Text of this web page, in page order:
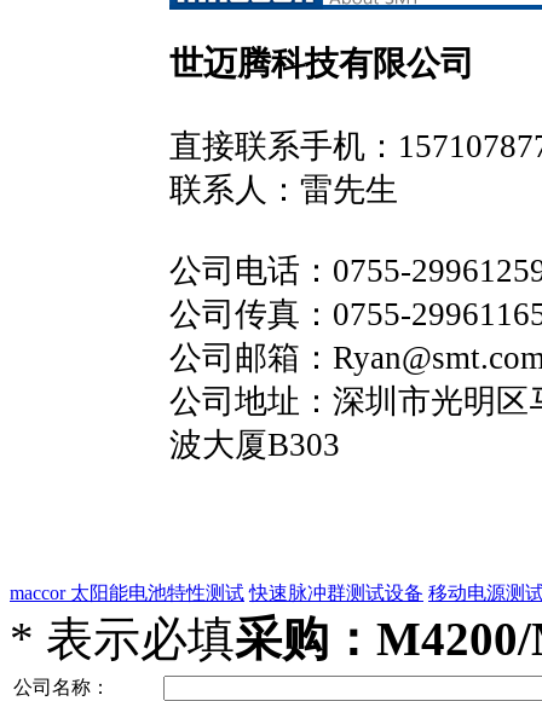
世迈腾科技有限公司
直接联系手机：
联系人： 雷先生
公司电话： 0755-
公司传真： 0755-
公司邮箱：
公司地址： 深圳市光明区
波大厦B303
maccor 太阳能电池特性测试 快速脉冲群测试设备 移动电源测
* 表示必填采购：
公司名称：